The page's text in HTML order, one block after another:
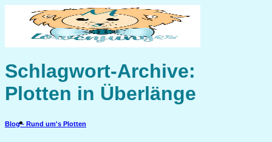
springen
Schlagwort-Archive:
Plotten in Überlänge
Blog - Rund um's Plotten